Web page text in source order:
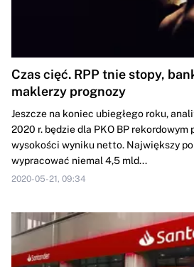
Czas cięć. RPP tnie stopy,
maklerzy prognozy
Jeszcze na koniec ubiegłego roku,
2020 r. będzie dla PKO BP rekordowym
wysokości wyniku netto. Największy
wypracować niemal 4,5 mld...
2020-05-21, 09:34